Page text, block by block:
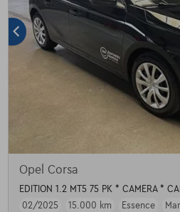
Opel Corsa
EDITION 1.2 MT5 75 PK * CAMERA *
02/2025
15.000 km Essence